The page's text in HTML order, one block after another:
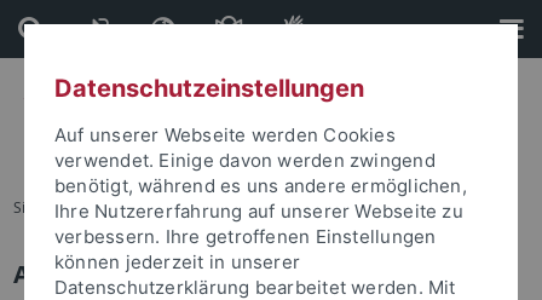
Direkt
zum
Inhalt
Direkt
zur
Fußleiste
Sie sind hier: Startseite
Anmelden
Datenschutzeinstellungen
Auf unserer Webseite werden Cookies
verwendet. Einige davon werden zwingend
benötigt, während es uns andere ermöglichen,
Ihre Nutzererfahrung auf unserer Webseite zu
verbessern. Ihre getroffenen Einstellungen
können jederzeit in unserer
Datenschutzerklärung bearbeitet werden. Mit